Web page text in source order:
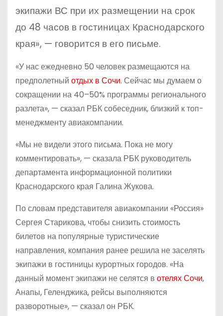
экипажи ВС при их размещении на срок
до 48 часов в гостиницах Краснодарского
края», — говорится в его письме.
«У нас ежедневно 50 человек размещаются на
предполетный отдых в Сочи. Сейчас мы думаем о
сокращении на 40–50% программы регионального
разлета», — сказал РБК собеседник, близкий к топ-
менеджменту авиакомпании.
«Мы не видели этого письма. Пока не могу
комментировать», — сказала РБК руководитель
департамента информационной политики
Краснодарского края Галина Жукова.
По словам представителя авиакомпании «Россия»
Сергея Старикова, чтобы снизить стоимость
билетов на популярные туристические
направления, компания ранее решила не заселять
экипажи в гостиницы курортных городов. «На
данный момент экипажи не селятся в отелях Сочи,
Анапы, Геленджика, рейсы выполняются
разворотные», — сказал он РБК.